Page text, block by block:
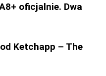
oficjalnie. Dwa
Ketchapp – The